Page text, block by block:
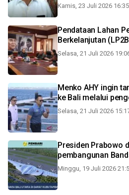
Kamis, 23 Juli 2026 16:35
Pendataan Lahan
Berkelanjutan
Selasa, 21 Juli 2026
Menko AHY ingin
ke Bali melalui
Selasa, 21 Juli 2026
Presiden Prabowo
pembangunan
Minggu, 19 Juli 2026